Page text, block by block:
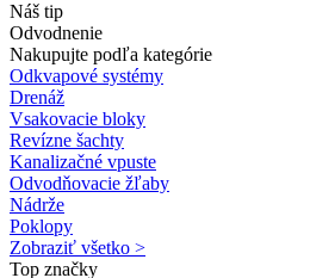
Náš tip
Odvodnenie
Nakupujte podľa kategórie
Odkvapové systémy
Drenáž
Vsakovacie bloky
Revízne šachty
Kanalizačné vpuste
Odvodňovacie žľaby
Nádrže
Poklopy
Zobraziť všetko >
Top značky